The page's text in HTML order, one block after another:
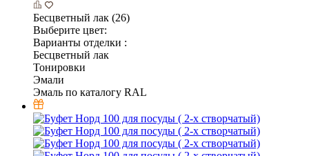
Бесцветный лак (26)
Выберите цвет:
Варианты отделки :
Бесцветный лак
Тонировки
Эмали
Эмаль по каталогу RAL